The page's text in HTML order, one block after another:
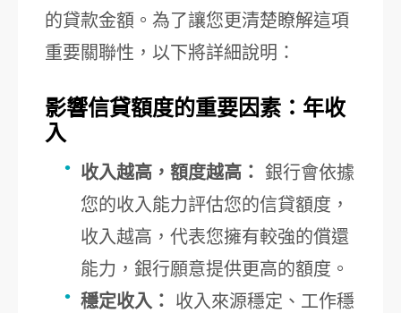
的貸款金額。為了讓您更清楚瞭解這項
重要關聯性，以下將詳細說明：
影響信貸額度的重要因素：年收
入
收入越高，額度越高： 銀行會依據
您的收入能力評估您的信貸額度，
收入越高，代表您擁有較強的償還
能力，銀行願意提供更高的額度。
穩定收入：
收入來源穩定、工作穩